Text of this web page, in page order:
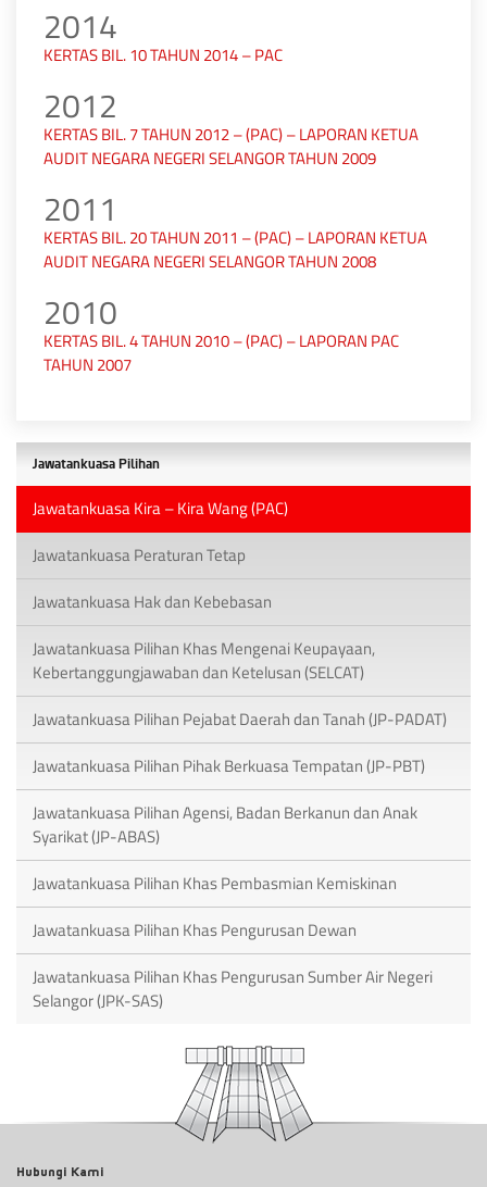
2014
KERTAS BIL. 10 TAHUN 2014 – PAC
2012
KERTAS BIL. 7 TAHUN 2012 – (PAC) – LAPORAN KETUA
AUDIT NEGARA NEGERI SELANGOR TAHUN 2009
2011
KERTAS BIL. 20 TAHUN 2011 – (PAC) – LAPORAN KETUA
AUDIT NEGARA NEGERI SELANGOR TAHUN 2008
2010
KERTAS BIL. 4 TAHUN 2010 – (PAC) – LAPORAN PAC
TAHUN 2007
Jawatankuasa Pilihan
Jawatankuasa Kira – Kira Wang (PAC)
Jawatankuasa Peraturan Tetap
Jawatankuasa Hak dan Kebebasan
Jawatankuasa Pilihan Khas Mengenai Keupayaan,
Kebertanggungjawaban dan Ketelusan (SELCAT)
Jawatankuasa Pilihan Pejabat Daerah dan Tanah (JP-PADAT)
Jawatankuasa Pilihan Pihak Berkuasa Tempatan (JP-PBT)
Jawatankuasa Pilihan Agensi, Badan Berkanun dan Anak
Syarikat (JP-ABAS)
Jawatankuasa Pilihan Khas Pembasmian Kemiskinan
Jawatankuasa Pilihan Khas Pengurusan Dewan
Jawatankuasa Pilihan Khas Pengurusan Sumber Air Negeri
Selangor (JPK-SAS)
Hubungi Kami